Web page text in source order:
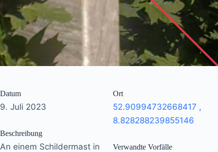
Datum
9. Juli 2023
Beschreibung
An einem Schildermast in
Ort
52.90994732668417 ,
8.828288239855146
Verwandte Vorfälle